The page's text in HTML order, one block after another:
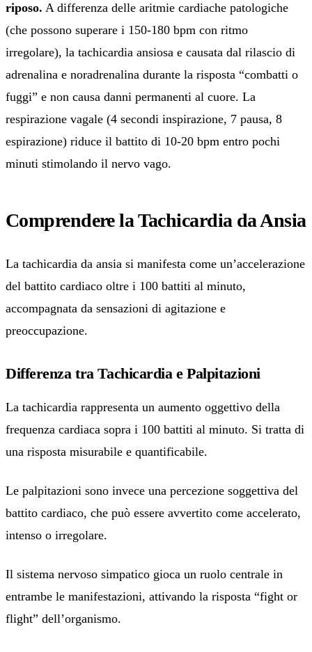
riposo. A differenza delle aritmie cardiache patologiche
(che possono superare i 150-180 bpm con ritmo
irregolare), la tachicardia ansiosa e causata dal rilascio di
adrenalina e noradrenalina durante la risposta “combatti o
fuggi” e non causa danni permanenti al cuore. La
respirazione vagale (4 secondi inspirazione, 7 pausa, 8
espirazione) riduce il battito di 10-20 bpm entro pochi
minuti stimolando il nervo vago.
Comprendere la Tachicardia da Ansia
La tachicardia da ansia si manifesta come un’accelerazione
del battito cardiaco oltre i 100 battiti al minuto,
accompagnata da sensazioni di agitazione e
preoccupazione.
Differenza tra Tachicardia e Palpitazioni
La tachicardia rappresenta un aumento oggettivo della
frequenza cardiaca sopra i 100 battiti al minuto. Si tratta di
una risposta misurabile e quantificabile.
Le palpitazioni sono invece una percezione soggettiva del
battito cardiaco, che può essere avvertito come accelerato,
intenso o irregolare.
Il sistema nervoso simpatico gioca un ruolo centrale in
entrambe le manifestazioni, attivando la risposta “fight or
flight” dell’organismo.